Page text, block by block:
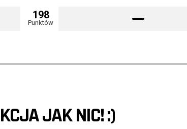
198
Punktów
JAK NIC! :)